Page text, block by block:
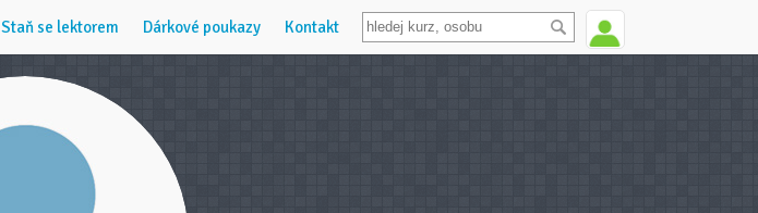
Staň se lektorem Dárkové poukazy Kontakt